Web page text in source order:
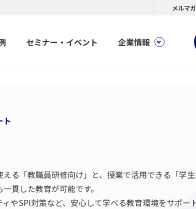
メルマ
セミナー・イベント 企業情報
ト
る「教職員研修向け」と、授業で活用できる「学
貫した教育が可能です。
やSPI対策など、安心して学べる教育環境をサポー